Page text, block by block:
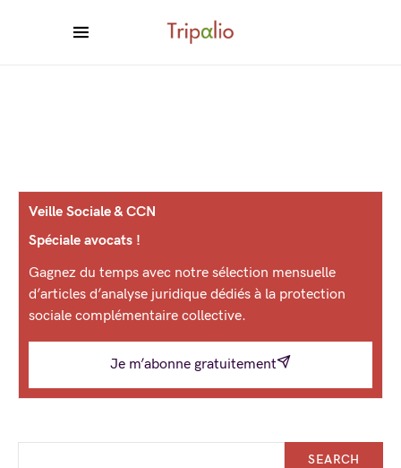
Veille Sociale & CCN
Spéciale avocats !
Gagnez du temps avec notre sélection mensuelle
d’articles d’analyse juridique dédiés à la protection
sociale complémentaire collective.
Je m’abonne gratuitement
SEARCH